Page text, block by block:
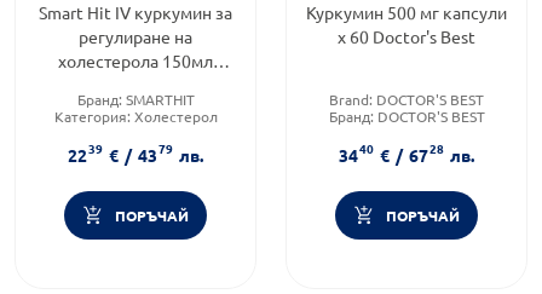
Smart Hit IV куркумин за
регулиране на
холестерола 150мл
Бранд: SMARTHIT
Категория: Холестерол
възрастни/деца
2239 € / 4379 лв.
ПОРЪЧАЙ
Куркумин 500 мг капсули
х 60 Doctor's Best
Brand: DOCTOR'S BEST
Бранд: DOCTOR'S BEST
3440 € / 6728 лв.
ПОРЪЧАЙ